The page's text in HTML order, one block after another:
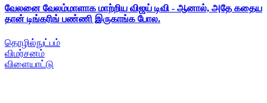
வேலனை வேலம்மாளாக மாற்றிய விஜய் டிவி - ஆனால், அதே கதைய
தான் டிங்கரிங் பண்ணி இருகாங்க போல.
தொழில்நுட்பம்
விமர்சனம்
விளையாட்டு